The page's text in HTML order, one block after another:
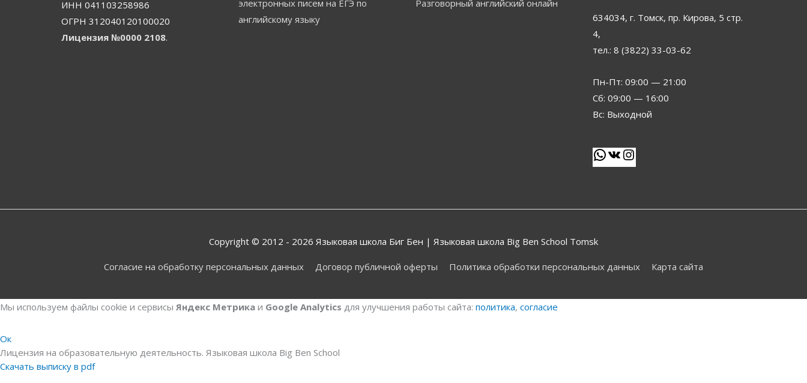
ИНН 041103258986
ОГРН 312040120100020
Лицензия №0000 2108.
электронных писем на ЕГЭ по
английскому языку
Разговорный английский онлайн
634034, г. Томск, пр. Кирова, 5 стр.
4,
тел.: 8 (3822) 33-03-62
Пн-Пт: 09:00 — 21:00
Сб: 09:00 — 16:00
Вс: Выходной
Copyright © 2012 - 2026 Языковая школа Биг Бен | Языковая школа Big Ben School Tomsk
Согласие на обработку персональных данных Договор публичной оферты Политика обработки персональных данных Карта сайта
Мы используем файлы cookie и сервисы Яндекс Метрика и Google Analytics для улучшения работы сайта: политика, согласие
Ок
Лицензия на образовательную деятельность. Языковая школа Big Ben School
Скачать выписку в pdf